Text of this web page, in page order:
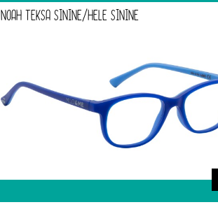
NOAH TEKSA SININE/HELE SININE